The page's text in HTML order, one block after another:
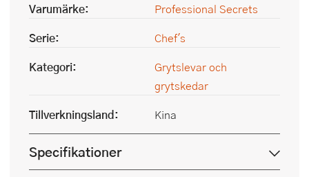
Varumärke:
Professional Secrets
Serie:
Chef's
Kategori:
Grytslevar och
grytskedar
Tillverkningsland:
Kina
Specifikationer